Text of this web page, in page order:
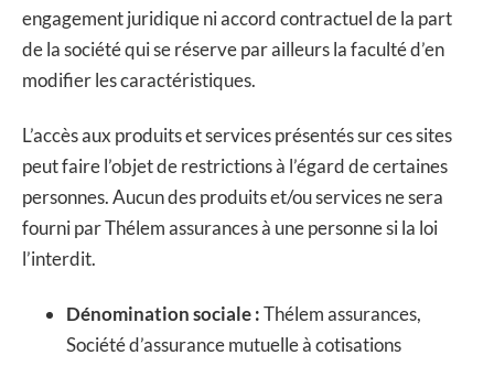
engagement juridique ni accord contractuel de la part
de la société qui se réserve par ailleurs la faculté d’en
modifier les caractéristiques.
L’accès aux produits et services présentés sur ces sites
peut faire l’objet de restrictions à l’égard de certaines
personnes. Aucun des produits et/ou services ne sera
fourni par Thélem assurances à une personne si la loi
l’interdit.
Dénomination sociale :Thélem assurances,
Société d’assurance mutuelle à cotisations